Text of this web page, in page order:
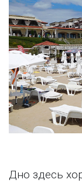
Дно здесь